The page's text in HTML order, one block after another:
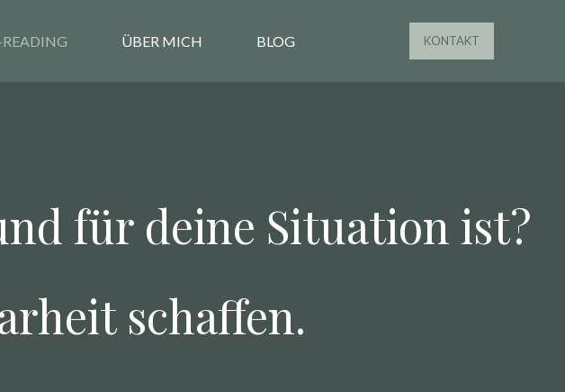
ÜBER MICH BLOG KONTAKT
für deine Situation ist?
schaffen.